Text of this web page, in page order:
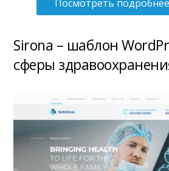
Посмотреть
Sirona – шаблон
сферы